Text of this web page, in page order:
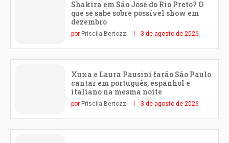
Shakira em São José do Rio Preto? O
que se sabe sobre possível show em
dezembro
por Priscila Bertozzi 3 de agosto de 2026
Xuxa e Laura Pausini farão São Paulo
cantar em português, espanhol e
italiano na mesma noite
por Priscila Bertozzi 3 de agosto de 2026